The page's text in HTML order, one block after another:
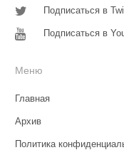
Подписаться в
Подписаться в
Меню
Главная
Архив
Политика